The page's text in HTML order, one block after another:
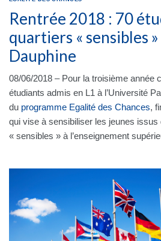
Rentrée 2018 : 70
quartiers « sensibles
Dauphine
08/06/2018 – Pour la troisième année
étudiants admis en L1 à l’Université
du programme Egalité des Chances,
qui vise à sensibiliser les jeunes issus
« sensibles » à l’enseignement